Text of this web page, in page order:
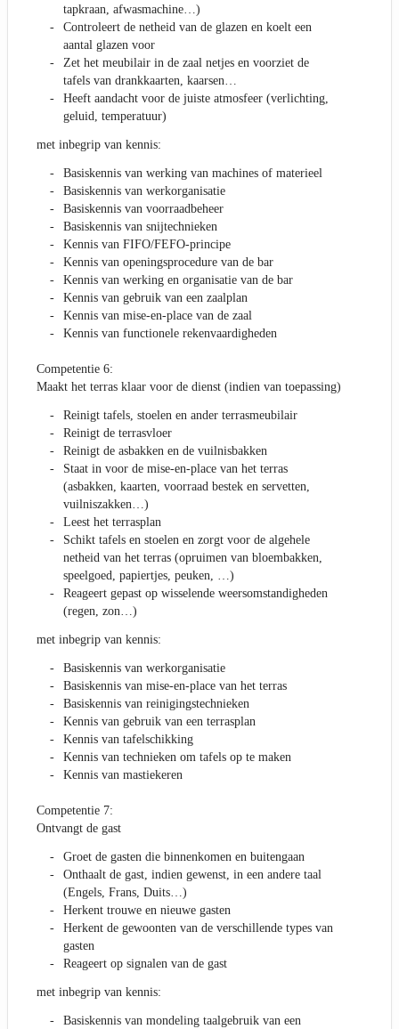
tapkraan, afwasmachine…)
Controleert de netheid van de glazen en koelt een
aantal glazen voor
Zet het meubilair in de zaal netjes en voorziet de
tafels van drankkaarten, kaarsen…
Heeft aandacht voor de juiste atmosfeer (verlichting,
geluid, temperatuur)
met inbegrip van kennis:
Basiskennis van werking van machines of materieel
Basiskennis van werkorganisatie
Basiskennis van voorraadbeheer
Basiskennis van snijtechnieken
Kennis van FIFO/FEFO-principe
Kennis van openingsprocedure van de bar
Kennis van werking en organisatie van de bar
Kennis van gebruik van een zaalplan
Kennis van mise-en-place van de zaal
Kennis van functionele rekenvaardigheden
Competentie 6:
Maakt het terras klaar voor de dienst (indien van toepassing)
Reinigt tafels, stoelen en ander terrasmeubilair
Reinigt de terrasvloer
Reinigt de asbakken en de vuilnisbakken
Staat in voor de mise-en-place van het terras
(asbakken, kaarten, voorraad bestek en servetten,
vuilniszakken…)
Leest het terrasplan
Schikt tafels en stoelen en zorgt voor de algehele
netheid van het terras (opruimen van bloembakken,
speelgoed, papiertjes, peuken, …)
Reageert gepast op wisselende weersomstandigheden
(regen, zon…)
met inbegrip van kennis:
Basiskennis van werkorganisatie
Basiskennis van mise-en-place van het terras
Basiskennis van reinigingstechnieken
Kennis van gebruik van een terrasplan
Kennis van tafelschikking
Kennis van technieken om tafels op te maken
Kennis van mastiekeren
Competentie 7:
Ontvangt de gast
Groet de gasten die binnenkomen en buitengaan
Onthaalt de gast, indien gewenst, in een andere taal
(Engels, Frans, Duits…)
Herkent trouwe en nieuwe gasten
Herkent de gewoonten van de verschillende types van
gasten
Reageert op signalen van de gast
met inbegrip van kennis:
Basiskennis van mondeling taalgebruik van een